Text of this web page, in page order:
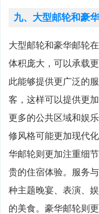
九、大型邮轮和豪
大型邮轮和豪华邮轮
体积庞大，可以承载
此能够提供更广泛的
客，这样可以提供更
更多的公共区域和娱
修风格可能更加现代
华邮轮则更加注重细
贵的住宿体验。服务
种主题晚宴、表演、
的美食。豪华邮轮则